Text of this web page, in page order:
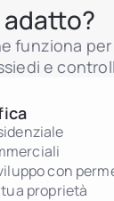
funziona
e
con
proprietà